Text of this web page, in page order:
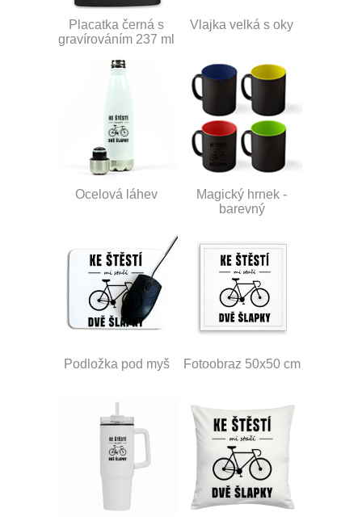
Placatka černá s
gravírováním 237 ml
Vlajka velká s oky
Ocelová láhev
Magický hrnek -
barevný
Podložka pod myš Fotoobraz 50x50 cm